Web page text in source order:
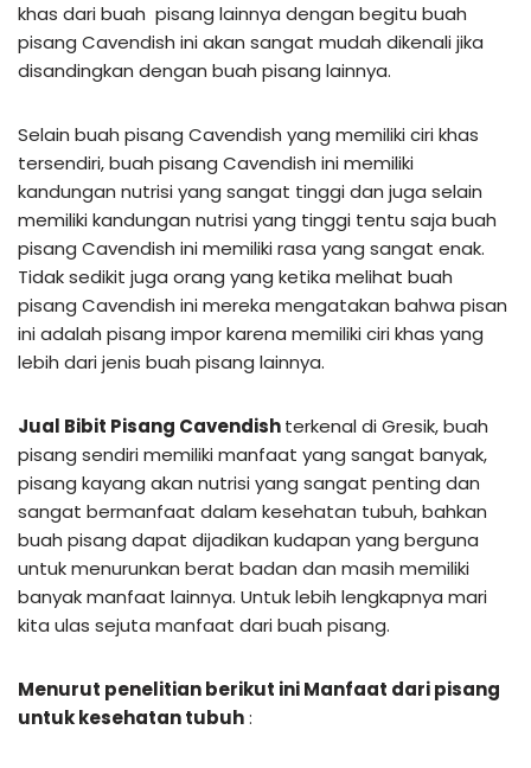
khas dari buah pisang lainnya dengan begitu buah
pisang Cavendish ini akan sangat mudah dikenali jika
disandingkan dengan buah pisang lainnya.
Selain buah pisang Cavendish yang memiliki ciri khas
tersendiri, buah pisang Cavendish ini memiliki
kandungan nutrisi yang sangat tinggi dan juga selain
memiliki kandungan nutrisi yang tinggi tentu saja buah
pisang Cavendish ini memiliki rasa yang sangat enak.
Tidak sedikit juga orang yang ketika melihat buah
pisang Cavendish ini mereka mengatakan bahwa pisan
ini adalah pisang impor karena memiliki ciri khas yang
lebih dari jenis buah pisang lainnya.
Jual Bibit Pisang Cavendishterkenal di Gresik, buah
pisang sendiri memiliki manfaat yang sangat banyak,
pisang kayang akan nutrisi yang sangat penting dan
sangat bermanfaat dalam kesehatan tubuh, bahkan
buah pisang dapat dijadikan kudapan yang berguna
untuk menurunkan berat badan dan masih memiliki
banyak manfaat lainnya. Untuk lebih lengkapnya mari
kita ulas sejuta manfaat dari buah pisang.
Menurut penelitian berikut ini Manfaat dari pisang
untuk kesehatan tubuh: